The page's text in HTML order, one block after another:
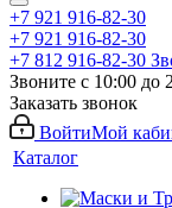
+7 921 916-82-30
+7 921 916-82-30
+7 812 916-82-30
Звоните с 10:00 до
Заказать звонок
ВойтиМой
Каталог